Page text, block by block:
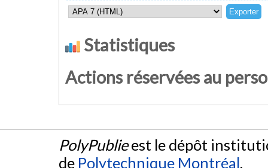
Statistiques
Actions réservées au
PolyPublieest le dépôt
de Polytechnique Montréal.